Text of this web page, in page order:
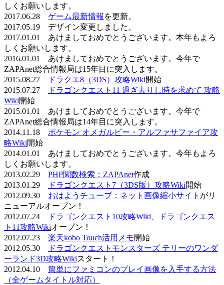
しくお願いします。
2017.06.28 ゲーム最新情報 を更新。
2017.05.19 デザイン変更しました。
2017.01.01 あけましておめでとうございます。本年もよろ
しくお願いします。
2016.01.01 あけましておめでとうございます。今年で
ZAPAnet総合情報局は15年目に突入します。
2015.08.27
ドラクエ8（3DS）攻略Wiki開始
2015.07.27
ドラゴンクエスト11 過ぎ去りし時を求めて 攻略
Wiki開始
2015.01.01 あけましておめでとうございます。今年で
ZAPAnet総合情報局は14年目に突入します。
2014.11.18 ポケモン オメガルビー・アルファサファイア攻
略Wiki開始
2014.01.01 あけましておめでとうございます。今年もよろ
しくお願いします。
2013.02.29 PHP関数検索：ZAPAnet作成
2013.01.29
ドラゴンクエスト7（3DS版）攻略Wiki開始
2012.09.30 おはようチューブ：ネット画像縮小サイト がリ
ニューアルオープン！
2012.07.24
ドラゴンクエスト10攻略Wiki
ドラゴンクエス
ト11攻略Wikiオープン！
2012.07.23 楽天kobo Touch活用メモ開始
2012.05.30
ドラゴンクエストモンスターズ テリーのワンダ
ーランド3D攻略Wikiスタート！
2012.04.10 簡単にファミコンのプレイ画像を入手する方法
（全ゲームタイトル対応）